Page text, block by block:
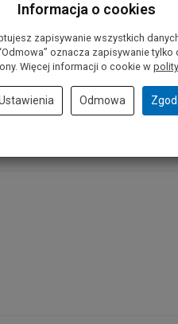
Informacja o cookies
zapisywanie wszystkich
oznacza zapisywanie
Więcej informacji o cookie w
Odmowa